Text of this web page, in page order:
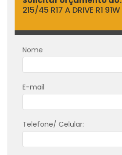
215/45 R17 A DRIVE R1 91W
Nome
E-mail
Telefone/ Celular: